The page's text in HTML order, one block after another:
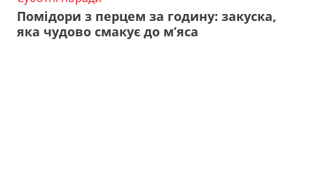
Помідори з перцем за годину: закуска,
яка чудово смакує до м’яса